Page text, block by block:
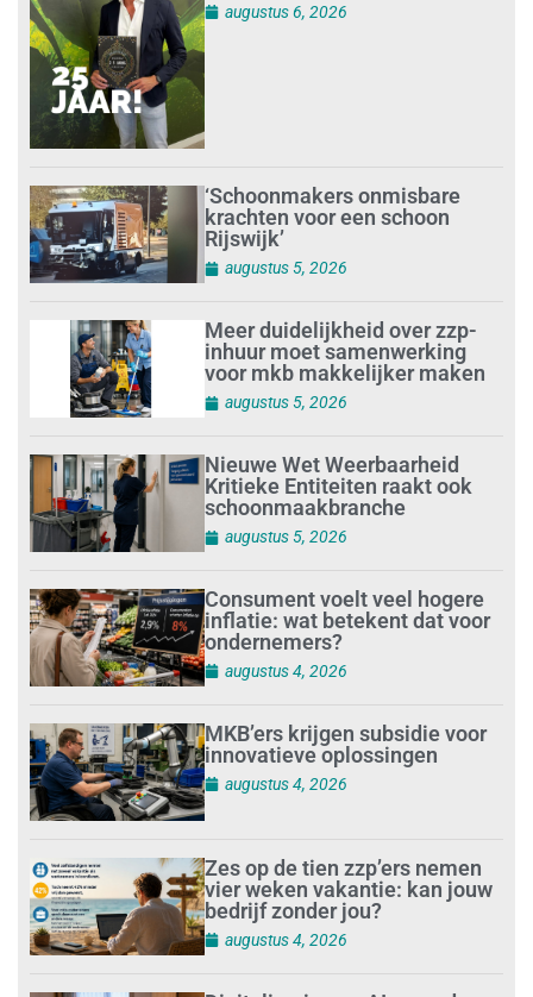
augustus 6, 2026
‘Schoonmakers onmisbare
krachten voor een schoon
Rijswijk’
augustus 5, 2026
Meer duidelijkheid over zzp-
inhuur moet samenwerking
voor mkb makkelijker maken
augustus 5, 2026
Nieuwe Wet Weerbaarheid
Kritieke Entiteiten raakt ook
schoonmaakbranche
augustus 5, 2026
Consument voelt veel hogere
inflatie: wat betekent dat voor
ondernemers?
augustus 4, 2026
MKB’ers krijgen subsidie voor
innovatieve oplossingen
augustus 4, 2026
Zes op de tien zzp’ers nemen
vier weken vakantie: kan jouw
bedrijf zonder jou?
augustus 4, 2026